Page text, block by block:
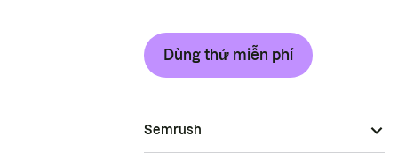
Dùng thử miễn phí
Semrush